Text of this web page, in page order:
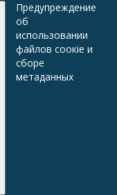
Предупреждение
об
использовании
файлов соокіе и
сборе
метаданных